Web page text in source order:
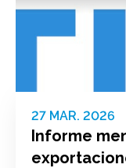
27 MAR. 2026
Informe